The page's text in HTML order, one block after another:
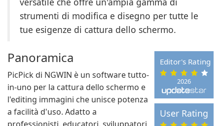
strumenti di modifica e disegno per tutte le
tue esigenze di cattura dello schermo.
2026
Editor's Rating
User Rating
Panoramica
PicPick di NGWIN è un software tutto-
in-uno per la cattura dello schermo e
l'editing immagini che unisce potenza
a facilità d'uso. Adatto a